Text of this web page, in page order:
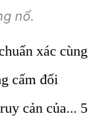
nổ.
xác cùng
cấm đối
cản của... 5